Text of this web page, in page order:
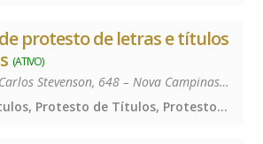
protesto de letras e títulos
(ATIVO)
Rua Engenheiro Carlos Stevenson, 648 – Nova Campinas – 13092-132
Protesto de Títulos, Protesto de Títulos, Protesto de Títulos